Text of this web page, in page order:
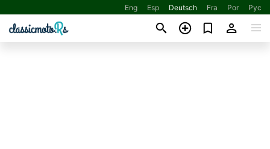
Eng Esp Deutsch Fra Por Рус